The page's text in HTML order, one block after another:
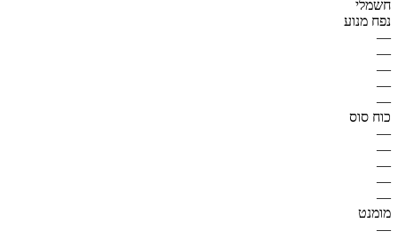
חשמלי
נפח מנוע
—
—
—
—
—
כוח סוס
—
—
—
—
—
מומנט
—